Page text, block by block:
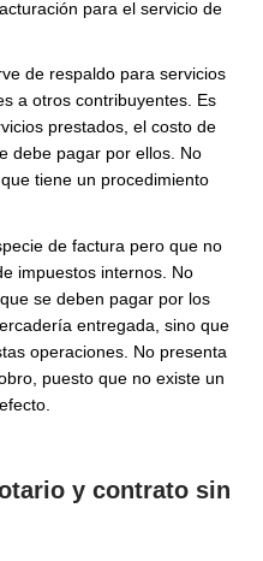
en juicio o en un
cobranza judicial.
boleta de
cobro
de honorarios y la
por un servicio
tener en cuenta que
Por medio de la
los cobros ejecutivos de